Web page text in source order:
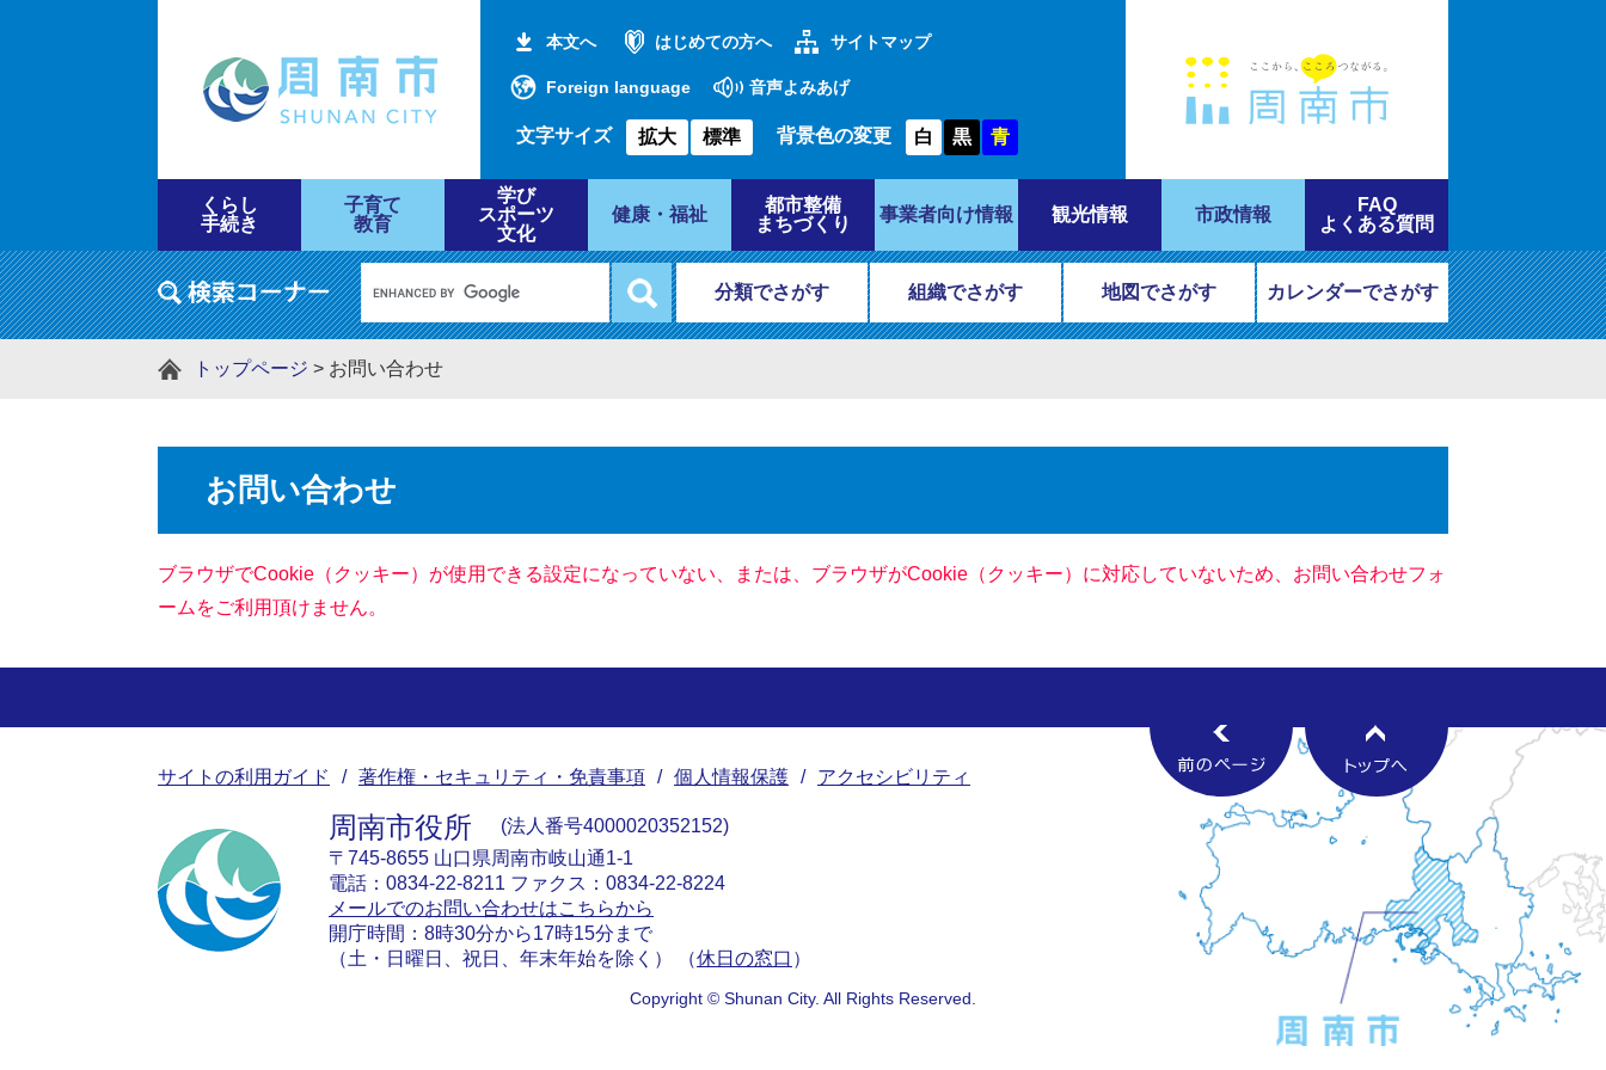
本文へ はじめての方へ サイトマップ
Foreign language 音声よみあげ
文字サイズ 拡大 標準 背景色の変更 白 黒 青
くらし
手続き
子育て
教育
学び
スポーツ
文化
健康・福祉
都市整備
まちづくり
事業者向け情報 観光情報 市政情報
FAQ
よくある質問
分類でさがす 組織でさがす 地図でさがす カレンダーでさがす
トップページ > お問い合わせ
お問い合わせ
ブラウザでCookie（クッキー）が使用できる設定になっていない、または、ブラウザがCookie（クッキー）に対応していないため、お問い合わせフォ
ームをご利用頂けません。
サイトの利用ガイド 著作権・セキュリティ・免責事項 個人情報保護 アクセシビリティ
周南市役所
法人番号4000020352152
〒745-8655 山口県周南市岐山通1-1
電話：0834-22-8211 ファクス：0834-22-8224
メールでのお問い合わせはこちらから
開庁時間：8時30分から17時15分まで
（土・日曜日、祝日、年末年始を除く） （休日の窓口 ）
Copyright © Shunan City. All Rights Reserved.